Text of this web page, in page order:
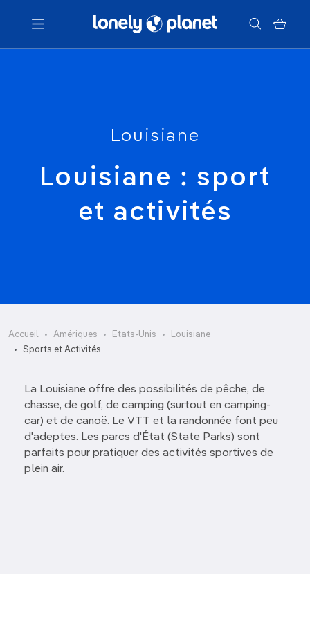
Menu
Louisiane
Louisiane : sport
et activités
Accueil Amériques Etats-Unis
Louisiane
Sports et Activités
La Louisiane offre des possibilités de pêche, de
chasse, de golf, de camping (surtout en camping-
car) et de canoë. Le VTT et la randonnée font peu
d'adeptes. Les parcs d'État (State Parks) sont
parfaits pour pratiquer des activités sportives de
plein air.